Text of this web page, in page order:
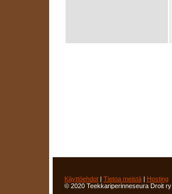
Käyttöehdot | Tietoa meistä | Hosting
© 2020 Teekkariperinneseura Droit ry